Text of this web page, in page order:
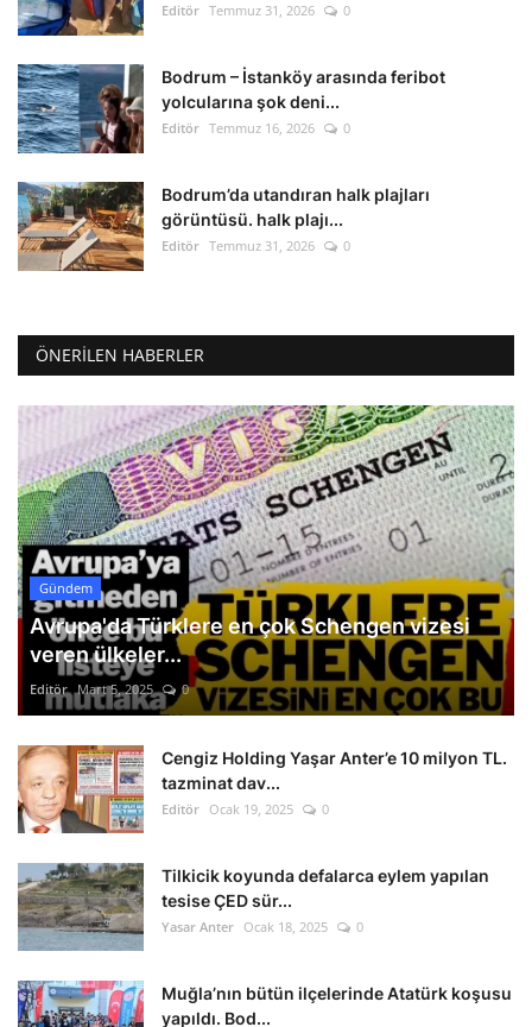
Editör Temmuz 31, 2026 0
Bodrum – İstanköy arasında feribot
yolcularına şok deni...
Editör Temmuz 16, 2026 0
Bodrum’da utandıran halk plajları
görüntüsü. halk plajı...
Editör Temmuz 31, 2026 0
ÖNERILEN HABERLER
Gündem
Avrupa'da Türklere en çok Schengen vizesi
veren ülkeler...
Editör Mart 5, 2025 0
Cengiz Holding Yaşar Anter’e 10 milyon TL.
tazminat dav...
Editör Ocak 19, 2025 0
Tilkicik koyunda defalarca eylem yapılan
tesise ÇED sür...
Yasar Anter Ocak 18, 2025 0
Muğla’nın bütün ilçelerinde Atatürk koşusu
yapıldı. Bod...